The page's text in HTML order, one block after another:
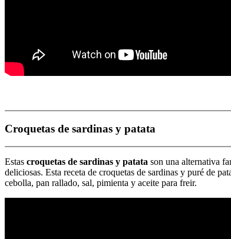
Croquetas de sardinas y patata
Estas croquetas de sardinas y patata son una alternativa
deliciosas. Esta receta de croquetas de sardinas y puré de
cebolla, pan rallado, sal, pimienta y aceite para freir.